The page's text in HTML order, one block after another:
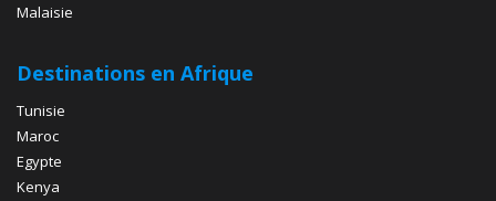
Malaisie
Destinations en Afrique
Tunisie
Maroc
Egypte
Kenya